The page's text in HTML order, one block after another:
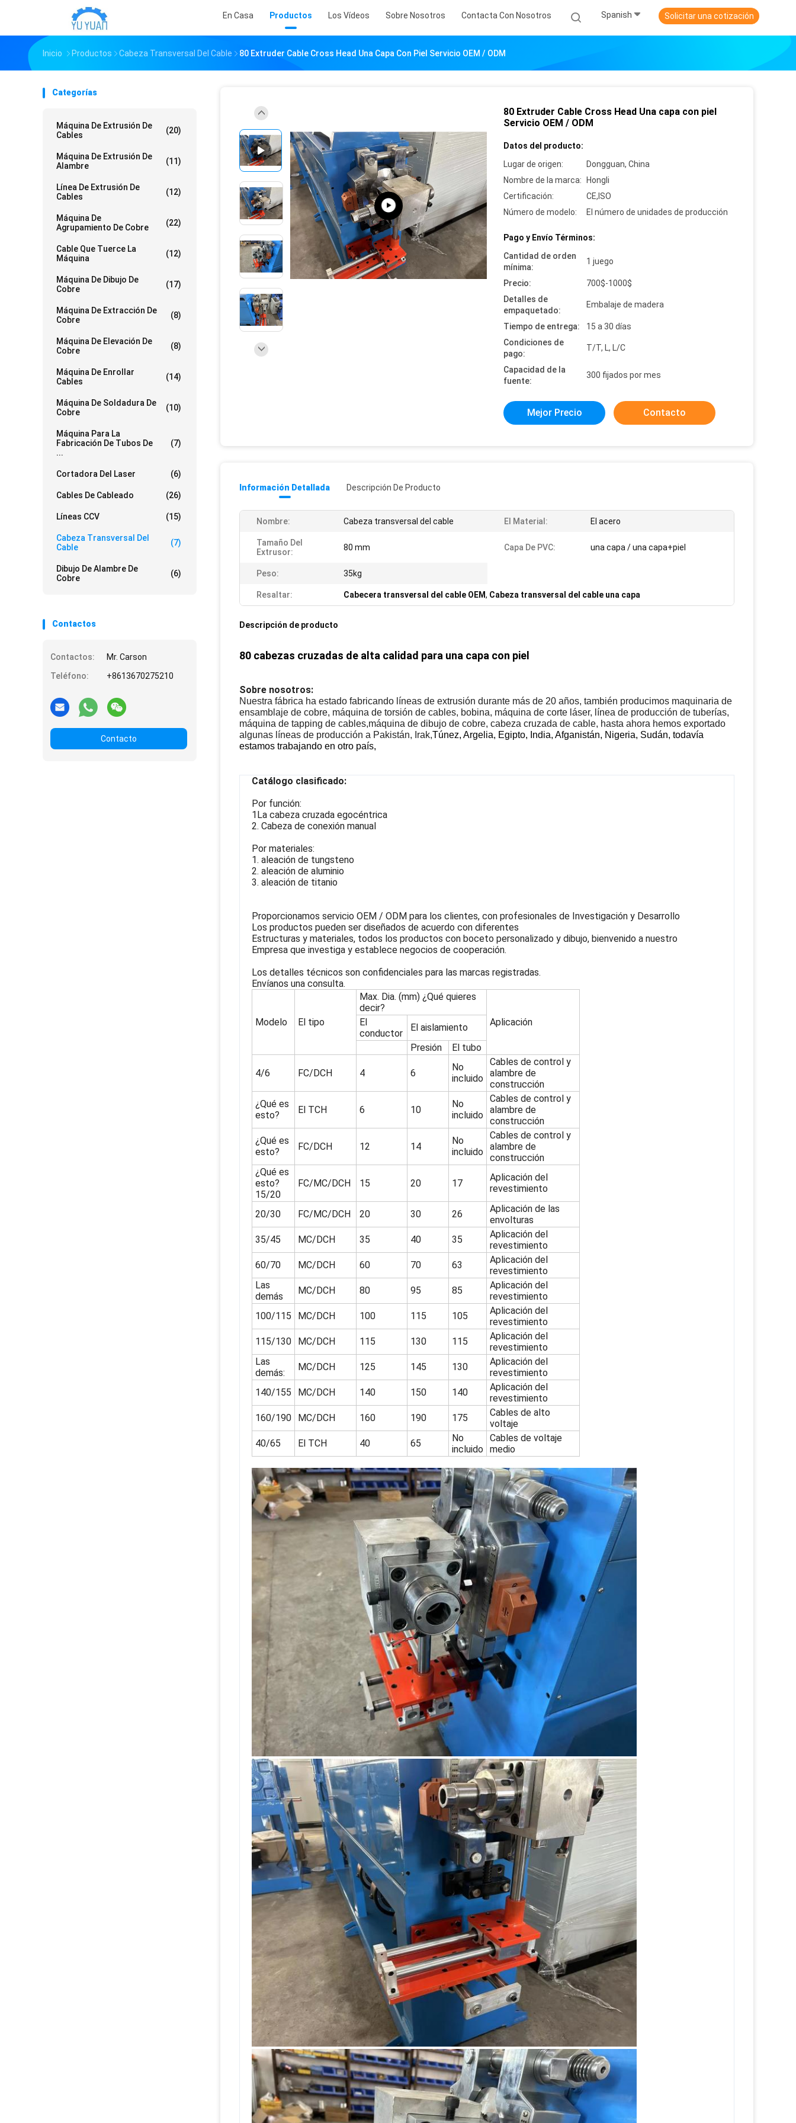
En Casa Productos Los Vídeos Sobre Nosotros Contacta Con Nosotros Spanish Solicitar una cotización
Inicio Productos Cabeza Transversal Del Cable 80 Extruder Cable Cross Head Una Capa Con Piel Servicio OEM / ODM
Categorías
Máquina De Extrusión De
Cables
(20)
Máquina De Extrusión De
Alambre
(11)
Línea De Extrusión De
Cables
(12)
Máquina De
Agrupamiento De Cobre
(22)
Cable Que Tuerce La
Máquina
(12)
Máquina De Dibujo De
Cobre
(17)
Máquina De Extracción De
Cobre
(8)
Máquina De Elevación De
Cobre
(8)
Máquina De Enrollar
Cables
(14)
Máquina De Soldadura De
Cobre
(10)
Máquina Para La
Fabricación De Tubos De
...
(7)
Cortadora Del Laser (6)
Cables De Cableado (26)
Líneas CCV (15)
Cabeza Transversal Del
Cable
(7)
Dibujo De Alambre De
Cobre
(6)
Contactos
Contactos:
Mr. Carson
Teléfono:
+8613670275210
Contacto
80 Extruder Cable Cross Head Una capa con piel
Servicio OEM / ODM
Datos del producto:
Lugar de origen:
Dongguan, China
Nombre de la marca:
Hongli
Certificación:
CE,ISO
Número de modelo:
El número de unidades de producción
Pago y Envío Términos:
Cantidad de orden
mínima:
1 juego
Precio:
700$-1000$
Detalles de
empaquetado:
Embalaje de madera
Tiempo de entrega:
15 a 30 días
Condiciones de
pago:
T/T, L, L/C
Capacidad de la
fuente:
300 fijados por mes
Mejor Precio Contacto
Información Detallada Descripción De Producto
Nombre: Cabeza transversal del cable El Material: El acero
Tamaño Del
Extrusor:
80 mm Capa De PVC: una capa / una capa+piel
Peso: 35kg
Resaltar: Cabecera transversal del cable OEM, Cabeza transversal del cable una capa
Descripción de producto
80 cabezas cruzadas de alta calidad para una capa con piel
Sobre nosotros:
Nuestra fábrica ha estado fabricando líneas de extrusión durante más de 20 años, también producimos maquinaria de
ensamblaje de cobre, máquina de torsión de cables, bobina, máquina de corte láser, línea de producción de tuberías,
máquina de tapping de cables,máquina de dibujo de cobre, cabeza cruzada de cable, hasta ahora hemos exportado
algunas líneas de producción a Pakistán, Irak,Túnez, Argelia, Egipto, India, Afganistán, Nigeria, Sudán, todavía
estamos trabajando en otro país,
Catálogo clasificado:
Por función:
1La cabeza cruzada egocéntrica
2. Cabeza de conexión manual
Por materiales:
1. aleación de tungsteno
2. aleación de aluminio
3. aleación de titanio
Proporcionamos servicio OEM / ODM para los clientes, con profesionales de Investigación y Desarrollo
Los productos pueden ser diseñados de acuerdo con diferentes
Estructuras y materiales, todos los productos con boceto personalizado y dibujo, bienvenido a nuestro
Empresa que investiga y establece negocios de cooperación.
Los detalles técnicos son confidenciales para las marcas registradas.
Envíanos una consulta.
Modelo El tipo
Max. Dia. (mm) ¿Qué quieres
decir?
Aplicación
El
conductor
El aislamiento
Presión
El tubo
4/6 FC/DCH 4 6
No
incluido
Cables de control y
alambre de
construcción
¿Qué es
esto?
El TCH 6 10
No
incluido
Cables de control y
alambre de
construcción
¿Qué es
esto?
FC/DCH 12 14
No
incluido
Cables de control y
alambre de
construcción
¿Qué es
esto?
15/20
FC/MC/DCH 15 20 17
Aplicación del
revestimiento
20/30 FC/MC/DCH 20 30 26
Aplicación de las
envolturas
35/45
MC/DCH 35 40 35
Aplicación del
revestimiento
60/70
MC/DCH 60 70 63
Aplicación del
revestimiento
Las
demás
MC/DCH 80 95 85
Aplicación del
revestimiento
100/115
MC/DCH 100 115 105
Aplicación del
revestimiento
115/130
MC/DCH 115 130 115
Aplicación del
revestimiento
Las
demás:
MC/DCH 125 145 130
Aplicación del
revestimiento
140/155
MC/DCH 140 150 140
Aplicación del
revestimiento
160/190
MC/DCH 160 190 175
Cables de alto
voltaje
40/65
El TCH 40 65
No
incluido
Cables de voltaje
medio